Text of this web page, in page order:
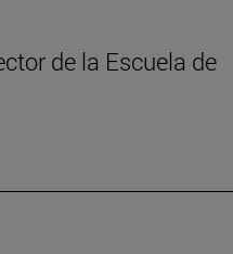
de la Escuela de